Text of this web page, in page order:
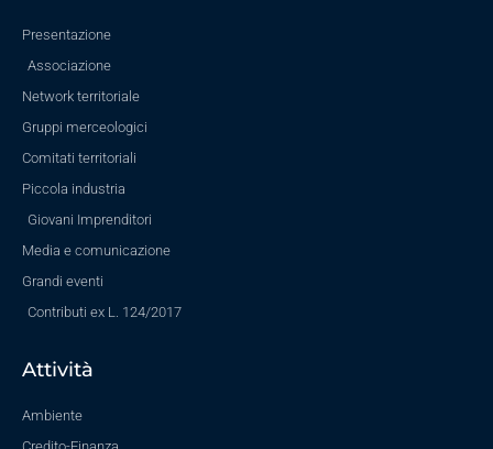
Presentazione
Associazione
Network territoriale
Gruppi merceologici
Comitati territoriali
Piccola industria
Giovani Imprenditori
Media e comunicazione
Grandi eventi
Contributi ex L. 124/2017
Attività
Ambiente